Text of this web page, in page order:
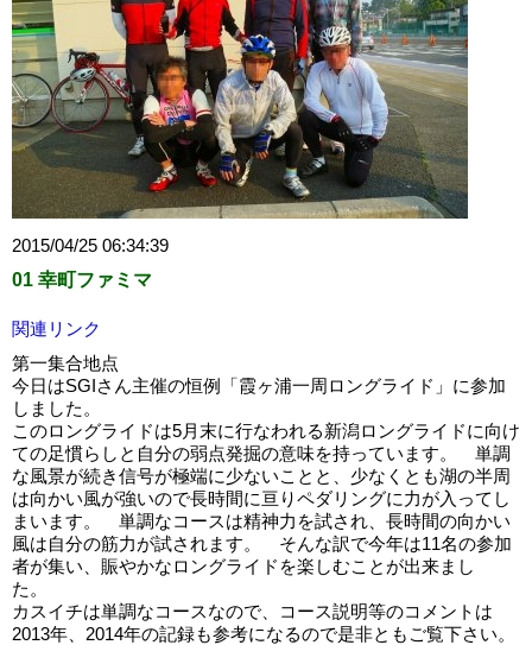
2015/04/25 06:34:39
01 幸町ファミマ
関連リンク
第一集合地点
今日はSGIさん主催の恒例「霞ヶ浦一周ロングライド」に参加
しました。
このロングライドは5月末に行なわれる新潟ロングライドに向け
ての足慣らしと自分の弱点発掘の意味を持っています。 単調
な風景が続き信号が極端に少ないことと、少なくとも湖の半周
は向かい風が強いので長時間に亘りペダリングに力が入ってし
まいます。 単調なコースは精神力を試され、長時間の向かい
風は自分の筋力が試されます。 そんな訳で今年は11名の参加
者が集い、賑やかなロングライドを楽しむことが出来まし
た。
カスイチは単調なコースなので、コース説明等のコメントは
2013年、2014年の記録も参考になるので是非ともご覧下さい。